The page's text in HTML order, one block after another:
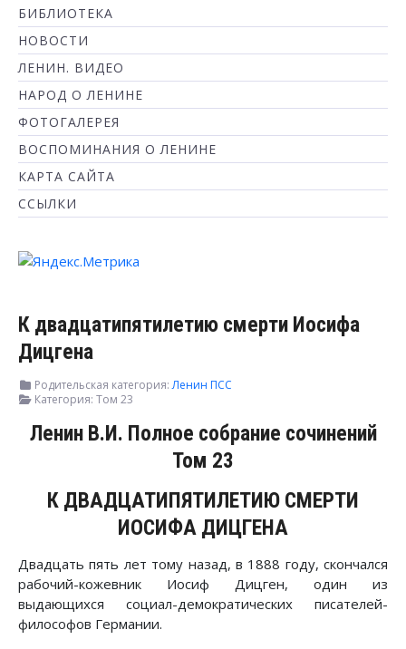
БИБЛИОТЕКА
НОВОСТИ
ЛЕНИН. ВИДЕО
НАРОД О ЛЕНИНЕ
ФОТОГАЛЕРЕЯ
ВОСПОМИНАНИЯ О ЛЕНИНЕ
КАРТА САЙТА
ССЫЛКИ
К двадцатипятилетию смерти Иосифа
Дицгена
Родительская категория:Ленин ПСС
Категория: Том 23
Ленин В.И. Полное собрание сочинений
Том 23
К ДВАДЦАТИПЯТИЛЕТИЮ СМЕРТИ
ИОСИФА ДИЦГЕНА
Двадцать пять лет тому назад, в 1888 году, скончался
рабочий-кожевник Иосиф Дицген, один из
выдающихся социал-демократических писателей-
философов Германии.